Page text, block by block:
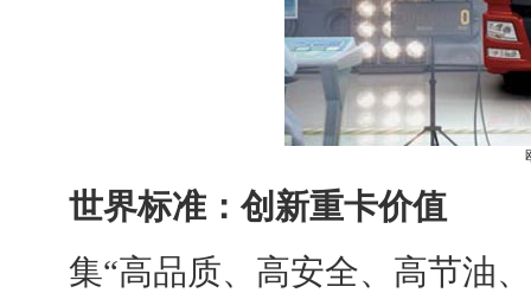
世界标准：创新重卡价值
集“高品质、高安全、高节油、